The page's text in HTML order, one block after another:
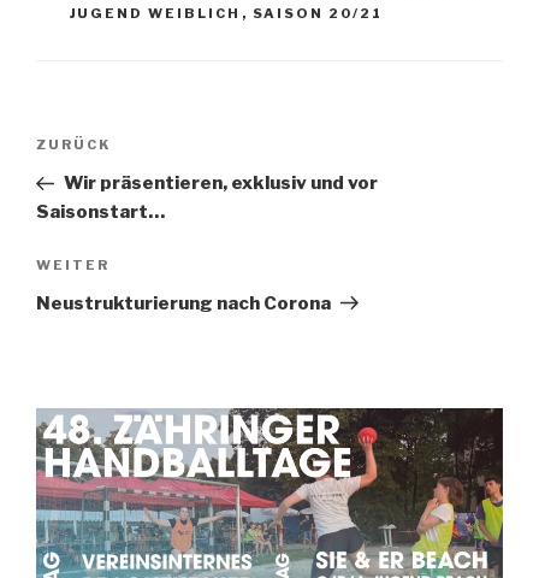
JUGEND WEIBLICH , SAISON 20/21
ZURÜCK
Wir präsentieren, exklusiv und vor
Saisonstart…
WEITER
Neustrukturierung nach Corona